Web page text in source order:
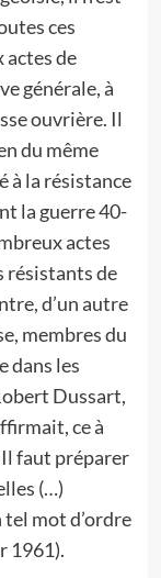
ces
actes de
générale, à
ouvrière. Il
du même
à la résistance
la guerre 40-
actes
résistants de
d’un autre
membres du
dans les
Dussart,
ce à
faut préparer
(…)
tel mot d’ordre
1961).